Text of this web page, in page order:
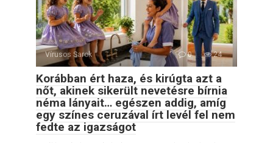
Vírusos Sarok 0 24
Korábban ért haza, és kirúgta azt a
nőt, akinek sikerült nevetésre bírnia
néma lányait… egészen addig, amíg
egy színes ceruzával írt levél fel nem
fedte az igazságot